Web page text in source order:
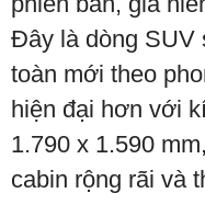
Đây là dòng SUV
toàn mới theo
hiện đại hơn với
1.790 x 1.590
cabin rộng rãi và